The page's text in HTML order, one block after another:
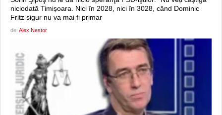
niciodată Timișoara. Nici în 2028, nici în 3028, când Dominic
Fritz sigur nu va mai fi primar
de: Alex Nestor